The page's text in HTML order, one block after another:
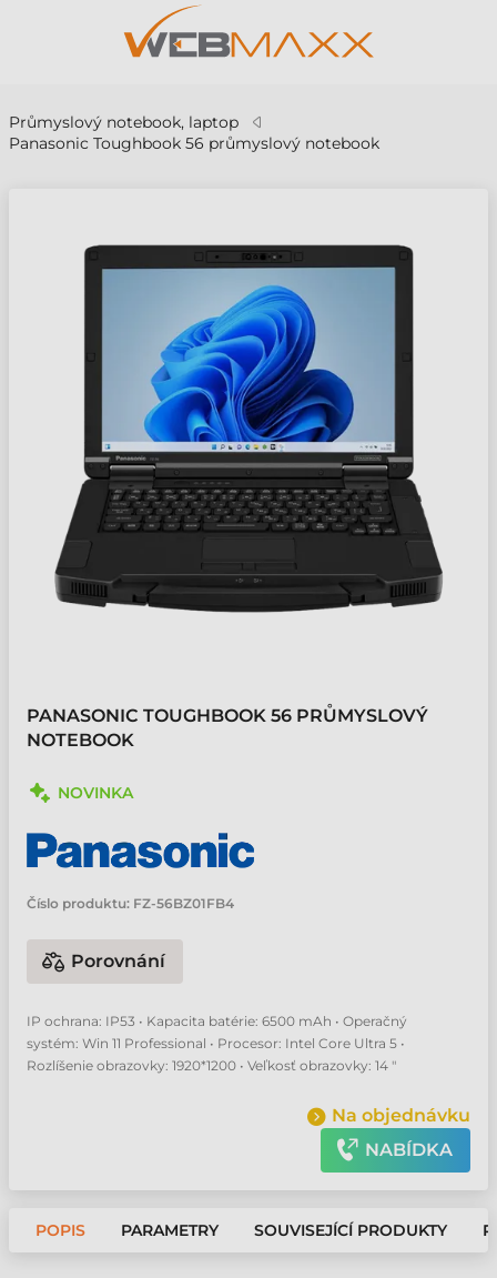
Průmyslový notebook, laptop
Panasonic Toughbook 56 průmyslový notebook
PANASONIC TOUGHBOOK 56 PRŮMYSLOVÝ
NOTEBOOK
NOVINKA
Číslo produktu: FZ-56BZ01FB4
Porovnání
IP ochrana: IP53 • Kapacita batérie: 6500 mAh • Operačný
systém: Win 11 Professional • Procesor: Intel Core Ultra 5 •
Rozlíšenie obrazovky: 1920*1200 • Veľkosť obrazovky: 14 "
Na objednávku
NABÍDKA
POPIS PARAMETRY SOUVISEJÍCÍ PRODUKTY